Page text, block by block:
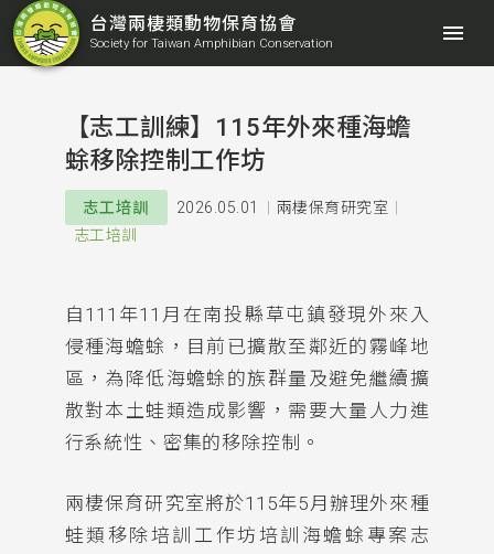
台灣兩棲類動物保育協會
Society for Taiwan Amphibian Conservation menu
【志工訓練】115年外來種海蟾
蜍移除控制工作坊
志工培訓 2026.05.01
兩棲保育研究室
志工培訓
自111年11月在南投縣草屯鎮發現外來入
侵種海蟾蜍，目前已擴散至鄰近的霧峰地
區，為降低海蟾蜍的族群量及避免繼續擴
散對本土蛙類造成影響，需要大量人力進
行系統性、密集的移除控制。
兩棲保育研究室將於115年5月辦理外來種
蛙類移除培訓工作坊培訓海蟾蜍專案志